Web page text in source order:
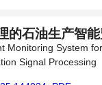
的石油生产智
Monitoring System
Signal Processing